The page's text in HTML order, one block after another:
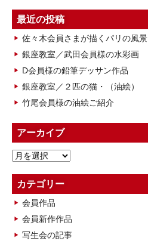
最近の投稿
佐々木会員さまが描くパリの風景
銀座教室／武田会員様の水彩画
D会員様の鉛筆デッサン作品
銀座教室／２匹の猫・（油絵）
竹尾会員様の油絵ご紹介
アーカイブ
ア
カ
イ
ブ
カテゴリー
会員作品
会員新作作品
写生会の記事